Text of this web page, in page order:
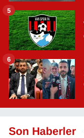
5
6
Son Haberler